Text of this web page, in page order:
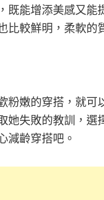
既能增添美感又能
比較鮮明，柔軟的
粉嫩的穿搭，就可
她失敗的教訓，選
減齡穿搭吧。